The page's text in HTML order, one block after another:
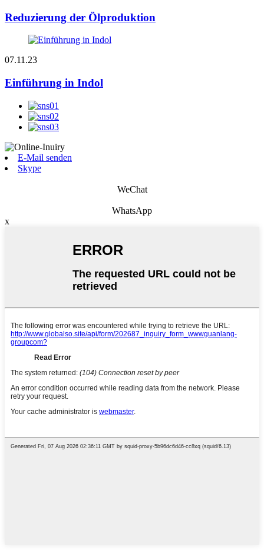
Reduzierung der Ölproduktion
07.11.23
Einführung in Indol
E-Mail senden
Skype
WeChat
WhatsApp
x